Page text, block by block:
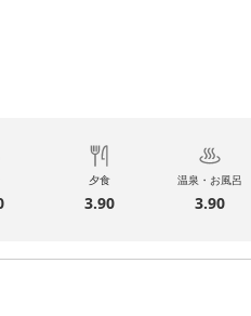
夕食
3.90
温泉・お風呂
3.90